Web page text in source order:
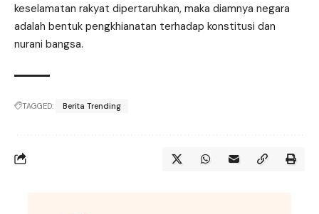
keselamatan rakyat dipertaruhkan, maka diamnya negara
adalah bentuk pengkhianatan terhadap konstitusi dan
nurani bangsa.
TAGGED: Berita Trending